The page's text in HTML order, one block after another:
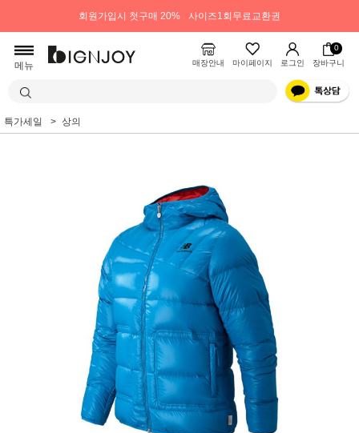
회원가입시 첫구매 20% 사이즈1회무료교환권
메뉴 매장안내 마이페이지 로그인
0
장바구니
특가세일 상의